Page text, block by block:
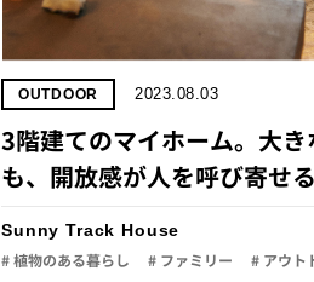
OUTDOOR 2023.08.03
3階建てのマイホーム。大
も、開放感が人を呼び寄せる
Sunny Track House
# 植物のある暮らし # ファミリー # アウト